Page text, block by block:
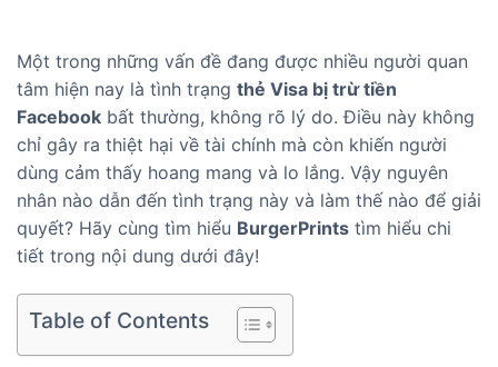
Một trong những vấn đề đang được nhiều người quan
tâm hiện nay là tình trạng thẻ Visa bị trừ tiền
Facebook bất thường, không rõ lý do. Điều này không
chỉ gây ra thiệt hại về tài chính mà còn khiến người
dùng cảm thấy hoang mang và lo lắng. Vậy nguyên
nhân nào dẫn đến tình trạng này và làm thế nào để giải
quyết? Hãy cùng tìm hiểu BurgerPrints tìm hiểu chi
tiết trong nội dung dưới đây!
Table of Contents